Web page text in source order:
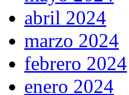
abril 2024
marzo 2024
febrero 2024
enero 2024